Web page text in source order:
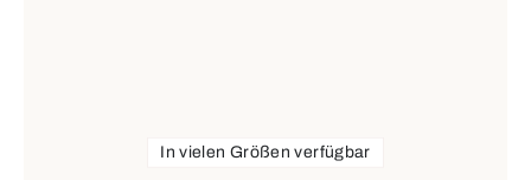
In vielen Größen verfügbar